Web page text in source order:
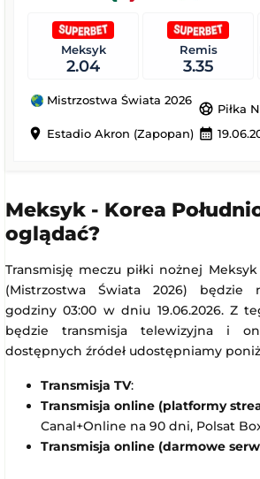
Meksyk
2.04
Remis
3.35
Mistrzostwa Świata 2026
sports_soccer Piłka
location_on Estadio Akron (Zapopan) calendar_month
Meksyk - Korea
oglądać?
Transmisję meczu piłki nożnej
(Mistrzostwa Świata 2026) będzie
godziny 03:00 w dniu 19.06.2026. Z
będzie transmisja telewizyjna i
dostępnych źródeł udostępniamy
Transmisja TV:
Transmisja online (platformy
Canal+Online na 90 dni, Polsat
Transmisja online (darmowe